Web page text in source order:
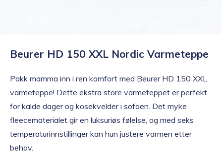
Beurer HD 150 XXL Nordic Varmeteppe
Pakk mamma inn i ren komfort med Beurer HD 150 XXL
varmeteppe! Dette ekstra store varmeteppet er perfekt
for kalde dager og kosekvelder i sofaen. Det myke
fleecematerialet gir en luksuriøs følelse, og med seks
temperaturinnstillinger kan hun justere varmen etter
behov.